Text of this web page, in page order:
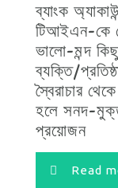
ব্যাংক
টিআইএন-কে
ভালো-মন্দ
ব্যক্তি/
স্বৈরাচার
হলে সনদ-
প্রয়োজন
Read